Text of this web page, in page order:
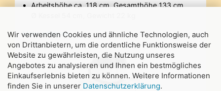
Wir verwenden Cookies und ähnliche Technologien, auch
von Drittanbietern, um die ordentliche Funktionsweise der
Website zu gewährleisten, die Nutzung unseres
Angebotes zu analysieren und Ihnen ein bestmögliches
Einkaufserlebnis bieten zu können. Weitere Informationen
finden Sie in unserer Datenschutzerklärung.
Arbeitshöhe ca. 118 cm, Gesamthöhe 133 cm
Mehr erfahren…